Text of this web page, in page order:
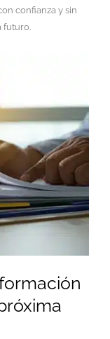
confianza y sin
futuro.